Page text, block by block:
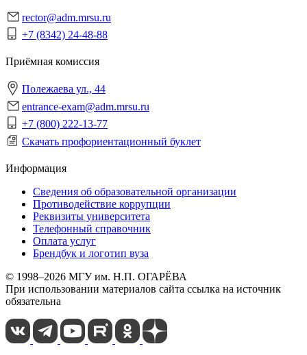
rector@adm.mrsu.ru
+7 (8342) 24-48-88
Приёмная комиссия
Полежаева ул., 44
entrance-exam@adm.mrsu.ru
+7 (800) 222-13-77
Скачать профориентационный буклет
Информация
Сведения об образовательной организации
Противодействие коррупции
Реквизиты университета
Телефонный справочник
Оплата услуг
Брендбук и логотип вуза
© 1998–2026 МГУ им. Н.П. ОГАРЁВА
При использовании материалов сайта ссылка на источник
обязательна